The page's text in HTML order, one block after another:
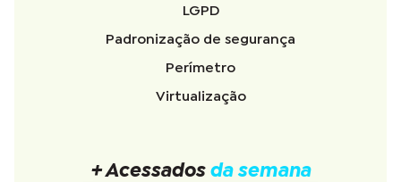
LGPD
Padronização de segurança
Perímetro
Virtualização
+ Acessados da semana